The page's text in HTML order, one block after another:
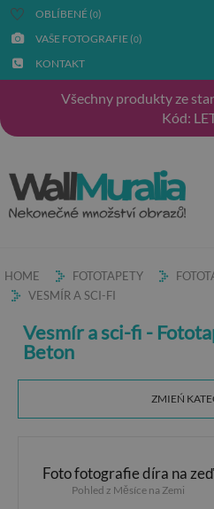
OBLÍBENÉ (0)
VAŠE FOTOGRAFIE (0)
KONTAKT
Všechny produkty ze
Kód:
HOME FOTOTAPETY
VESMÍR A SCI-FI
Vesmír a sci-fi -
Beton
ZMIEŃ
Foto fotografie díra na zeď
Pohled z Měsíce na Zemi